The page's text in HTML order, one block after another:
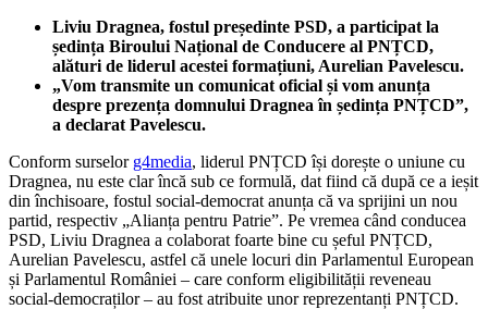
Liviu Dragnea, fostul președinte PSD, a participat la
ședința Biroului Național de Conducere al PNȚCD,
alături de liderul acestei formațiuni, Aurelian Pavelescu.
„Vom transmite un comunicat oficial și vom anunța
despre prezența domnului Dragnea în ședința PNȚCD”,
a declarat Pavelescu.
Conform surselor g4media, liderul PNȚCD își dorește o uniune cu
Dragnea, nu este clar încă sub ce formulă, dat fiind că după ce a ieșit
din închisoare, fostul social-democrat anunța că va sprijini un nou
partid, respectiv „Alianța pentru Patrie”. Pe vremea când conducea
PSD, Liviu Dragnea a colaborat foarte bine cu șeful PNȚCD,
Aurelian Pavelescu, astfel că unele locuri din Parlamentul European
și Parlamentul României – care conform eligibilității reveneau
social-democraților – au fost atribuite unor reprezentanți PNȚCD.